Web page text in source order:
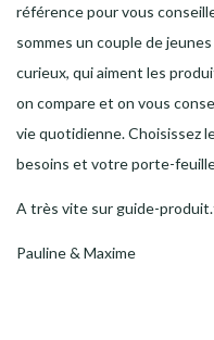
référence pour vous
sommes un couple de
curieux, qui aiment les
on compare et on vous
vie quotidienne. Choisissez
besoins et votre porte-
A très vite sur guide-
Pauline & Maxime